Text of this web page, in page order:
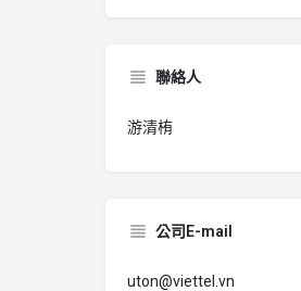
聯絡人
游清栯
公司E-mail
uton@viettel.vn